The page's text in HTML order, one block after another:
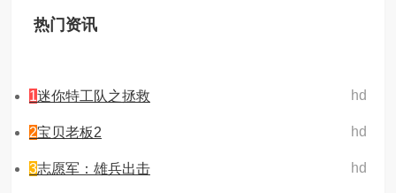
热门资讯
hd
1迷你特工队之拯救
hd
2宝贝老板2
hd
3志愿军：雄兵出击